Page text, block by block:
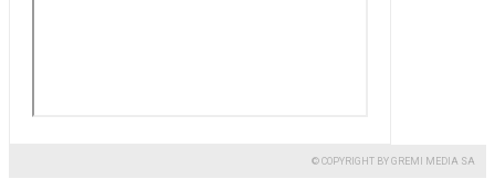
© COPYRIGHT BY GREMI MEDIA SA